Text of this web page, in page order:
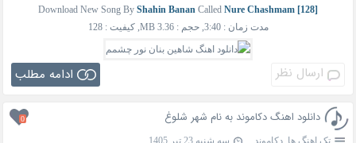
Download New Song By Shahin Banan Called Nure Chashmam [128]
مدت زمان : 3:40, حجم : 3.36 MB, کیفیت : 128
ارسال نظر ادامه مطلب
دانلود اهنگ دکاموند به نام شهر شلوغ 0
تک اهنگ ها ,دکاموند سه شنبه 23 تیر 1405